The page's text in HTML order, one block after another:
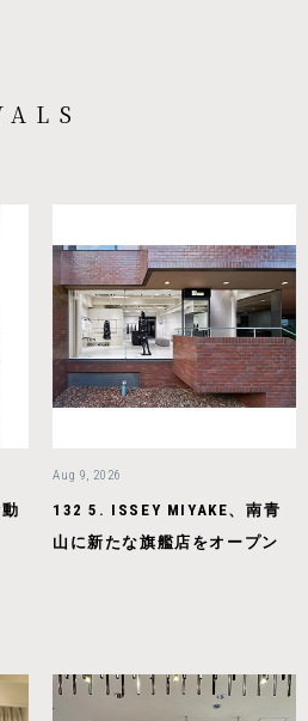
Aug 9, 2026
132 5. ISSEY MIYAKE、南青
山に新たな旗艦店をオープン